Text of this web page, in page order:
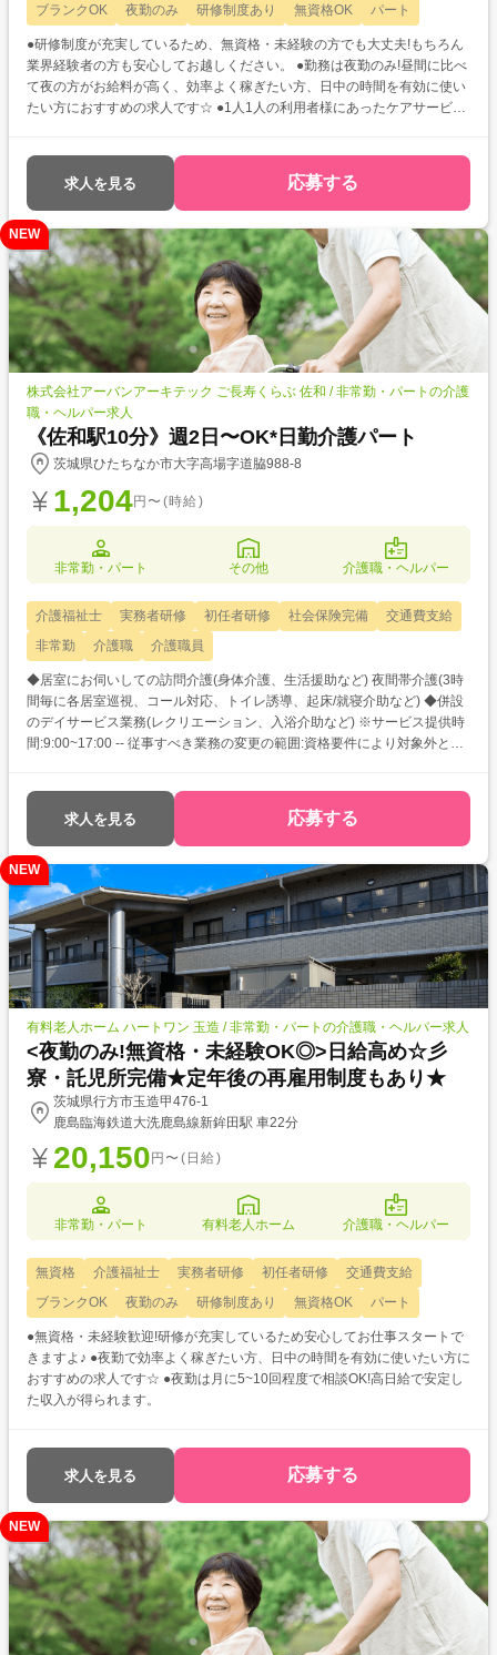
ブランクOK 夜勤のみ 研修制度あり 無資格OK パート
●研修制度が充実しているため、無資格・未経験の方でも大丈夫!もちろん
業界経験者の方も安心してお越しください。 ●勤務は夜勤のみ!昼間に比べ
て夜の方がお給料が高く、効率よく稼ぎたい方、日中の時間を有効に使い
たい方におすすめの求人です☆ ●1人1人の利用者様にあったケアサービス
求人を見る 応募する
NEW
株式会社アーバンアーキテック ご長寿くらぶ 佐和 / 非常勤・パートの介護
職・ヘルパー求人
《佐和駅10分》週2日〜OK*日勤介護パート
茨城県ひたちなか市大字高場字道脇988-8
1,204円〜(時給)
非常勤・パート その他 介護職・ヘルパー
介護福祉士 実務者研修 初任者研修 社会保険完備
交通費支給
非常勤
介護職 介護職員
◆居室にお伺いしての訪問介護(身体介護、生活援助など) 夜間帯介護(3時
間毎に各居室巡視、コール対応、トイレ誘導、起床/就寝介助など) ◆併設
のデイサービス業務(レクリエーション、入浴介助など) ※サービス提供時
間:9:00~17:00 -- 従事すべき業務の変更の範囲:資格要件により対象外とな
求人を見る 応募する
NEW
有料老人ホーム ハートワン 玉造 / 非常勤・パートの介護職・ヘルパー求人
<夜勤のみ!無資格・未経験OK◎>日給高め☆彡
寮・託児所完備★定年後の再雇用制度もあり★
茨城県行方市玉造甲476-1
鹿島臨海鉄道大洗鹿島線新鉾田駅 車22分
20,150 円〜(日給)
非常勤・パート 有料老人ホーム 介護職・ヘルパー
無資格 介護福祉士 実務者研修 初任者研修
交通費支給
ブランクOK
夜勤のみ 研修制度あり 無資格OK パート
●無資格・未経験歓迎!研修が充実しているため安心してお仕事スタートで
きますよ♪ ●夜勤で効率よく稼ぎたい方、日中の時間を有効に使いたい方に
おすすめの求人です☆ ●夜勤は月に5~10回程度で相談OK!高日給で安定し
た収入が得られます。
求人を見る 応募する
NEW